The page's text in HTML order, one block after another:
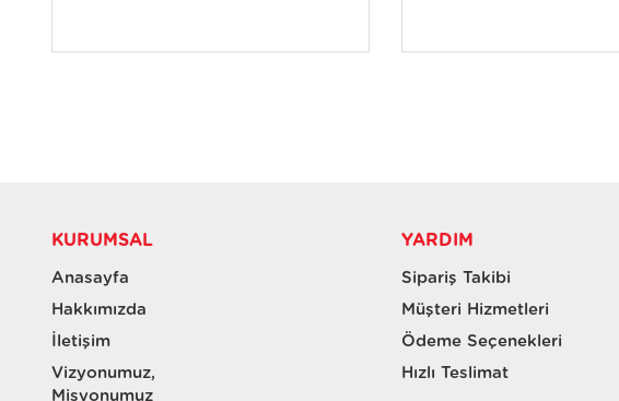
KURUMSAL
Anasayfa
Hakkımızda
İletişim
Vizyonumuz,
Misyonumuz
YARDIM
Sipariş Takibi
Müşteri Hizmetleri
Ödeme Seçenekleri
Hızlı Teslimat